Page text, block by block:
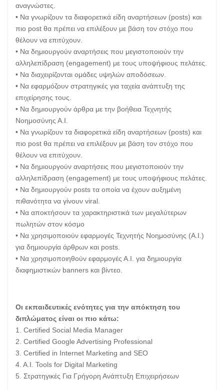
αναγνώστες.
• Να γνωρίζουν τα διαφορετικά είδη αναρτήσεων (posts) και
πιο post θα πρέπει να επιλέξουν με βάση τον στόχο που
θέλουν να επιτύχουν.
• Να δημιουργούν αναρτήσεις που μεγιστοποιούν την
αλληλεπίδραση (engagement) με τους υποψήφιους πελάτες.
• Να διαχειρίζονται ομάδες υψηλών αποδόσεων.
• Να εφαρμόζουν στρατηγικές για ταχεία ανάπτυξη της
επιχείρησης τους.
• Να δημιουργούν άρθρα με την βοήθεια Τεχνητής
Νοημοσύνης Α.Ι.
• Να γνωρίζουν τα διαφορετικά είδη αναρτήσεων (posts) και
πιο post θα πρέπει να επιλέξουν με βάση τον στόχο που
θέλουν να επιτύχουν.
• Να δημιουργούν αναρτήσεις που μεγιστοποιούν την
αλληλεπίδραση (engagement) με τους υποψήφιους πελάτες.
• Να δημιουργούν posts τα οποία να έχουν αυξημένη
πιθανότητα να γίνουν viral.
• Να αποκτήσουν τα χαρακτηριστικά των μεγαλύτερων
πωλητών στον κόσμο
• Να χρησιμοποιούν εφαρμογές Τεχνητής Νοημοσύνης (Α.Ι.)
για δημιουργία άρθρων και posts.
• Να χρησιμοποιηθούν εφαρμογές Α.Ι. για δημιουργία
διαφημιστικών banners και βίντεο.
Οι εκπαιδευτικές ενότητες για την απόκτηση του
διπλώματος είναι οι πιο κάτω:
1. Certified Social Media Manager
2. Certified Google Advertising Professional
3. Certified in Internet Marketing and SEO
4. A.I. Tools for Digital Marketing
5. Στρατηγικές Για Γρήγορη Ανάπτυξη Επιχειρήσεων